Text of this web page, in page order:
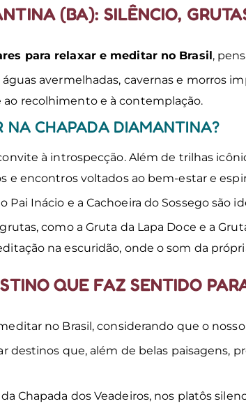
(BA): SILÊNCIO,
para relaxar e meditar no Brasil,
avermelhadas, cavernas e morros
recolhimento e à contemplação.
NA CHAPADA DIAMANTINA?
à introspecção. Além de trilhas
e encontros voltados ao bem-estar e
Pai Inácio e a Cachoeira do Sossego são
como a Gruta da Lapa Doce e a
na escuridão, onde o som da
QUE FAZ SENTIDO
no Brasil, considerando que o
destinos que, além de belas paisagens,
Chapada dos Veadeiros, nos platôs